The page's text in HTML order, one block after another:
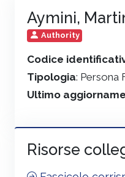
Aymini,
Authority
Codice
Tipologia: Persona
Ultimo
Risorse